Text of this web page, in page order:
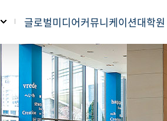
글로벌미디어커뮤니케이션대학원